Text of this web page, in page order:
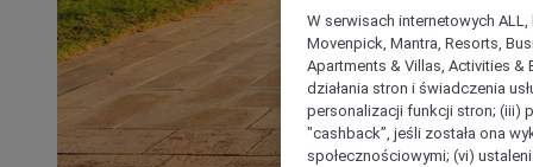
W serwisach internetowych
Movenpick, Mantra, Resorts,
Apartments & Villas, Activities &
działania stron i świadczenia
personalizacji funkcji stron; (iii)
"cashback”, jeśli została ona
społecznościowymi; (vi)